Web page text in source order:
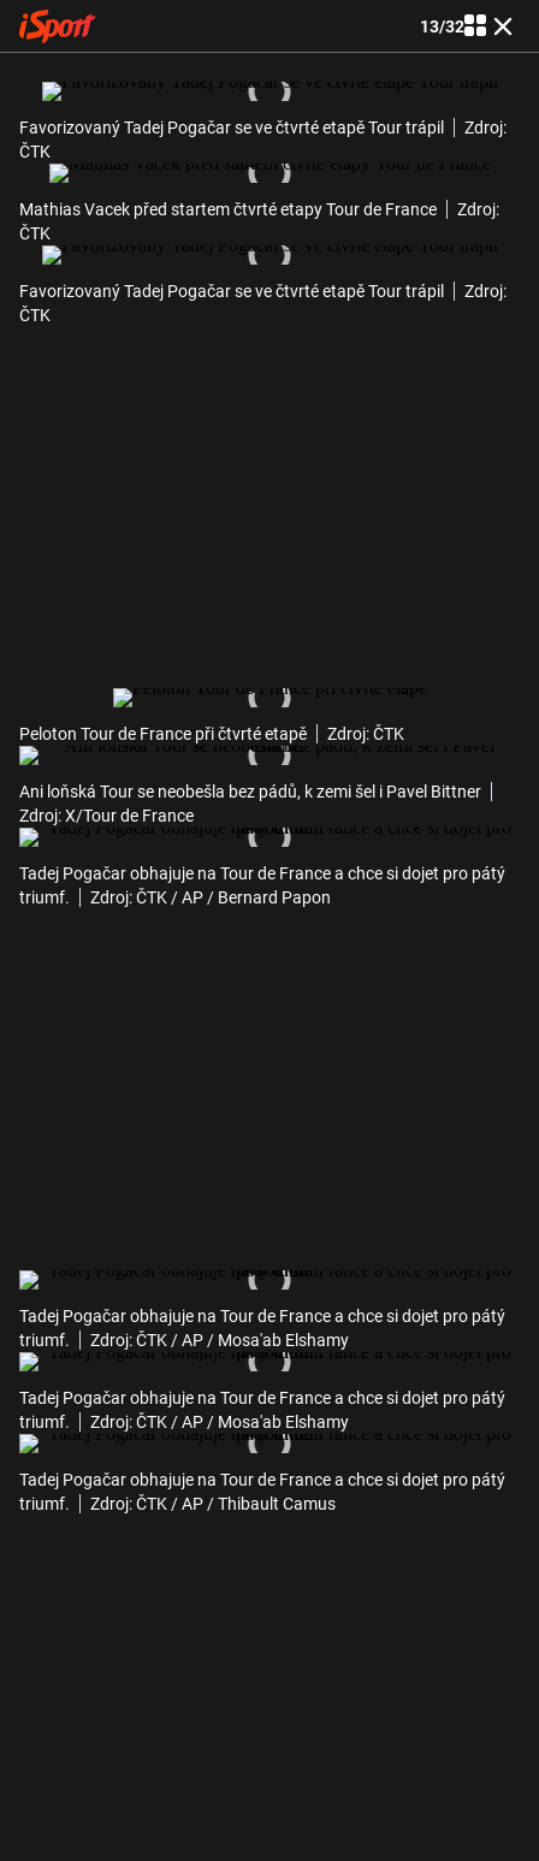
13/32
Favorizovaný Tadej Pogačar se ve čtvrté etapě Tour trápil
Zdroj:
ČTK
Mathias Vacek před startem čtvrté etapy Tour de France
Zdroj:
ČTK
Favorizovaný Tadej Pogačar se ve čtvrté etapě Tour trápil
Zdroj:
ČTK
Peloton Tour de France při čtvrté etapě Zdroj: ČTK
Ani loňská Tour se neobešla bez pádů, k zemi šel i Pavel Bittner
Zdroj: X/Tour de France
Tadej Pogačar obhajuje na Tour de France a chce si dojet pro pátý
triumf.
Zdroj: ČTK / AP / Bernard Papon
Tadej Pogačar obhajuje na Tour de France a chce si dojet pro pátý
triumf.
Zdroj: ČTK / AP / Mosa'ab Elshamy
Tadej Pogačar obhajuje na Tour de France a chce si dojet pro pátý
triumf.
Zdroj: ČTK / AP / Mosa'ab Elshamy
Tadej Pogačar obhajuje na Tour de France a chce si dojet pro pátý
triumf.
Zdroj: ČTK / AP / Thibault Camus